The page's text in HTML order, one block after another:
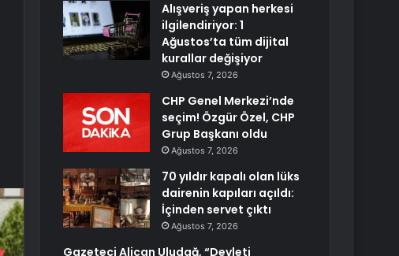
Alışveriş yapan herkesi
ilgilendiriyor: 1
Ağustos’ta tüm dijital
kurallar değişiyor
Ağustos 7, 2026
CHP Genel Merkezi’nde
seçim! Özgür Özel, CHP
Grup Başkanı oldu
Ağustos 7, 2026
70 yıldır kapalı olan lüks
dairenin kapıları açıldı:
İçinden servet çıktı
Ağustos 7, 2026
Gazeteci Alican Uludağ, “Devleti